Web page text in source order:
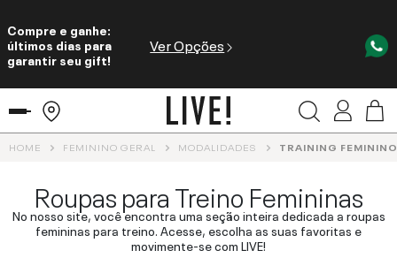
Compre e ganhe:
últimos dias para
garantir seu gift!
Ver Opções
HOME FEMININO GERAL MODALIDADES TRAINING FEMININO
Roupas para Treino Femininas
No nosso site, você encontra uma seção inteira dedicada a roupas
femininas para treino. Acesse, escolha as suas favoritas e
movimente-se com LIVE!